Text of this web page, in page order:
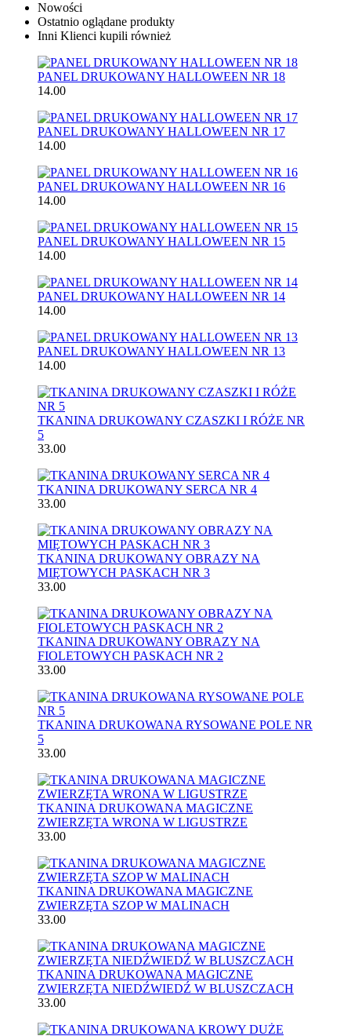
Nowości
Ostatnio oglądane produkty
Inni Klienci kupili również
PANEL DRUKOWANY HALLOWEEN NR 18
14.00
PANEL DRUKOWANY HALLOWEEN NR 17
14.00
PANEL DRUKOWANY HALLOWEEN NR 16
14.00
PANEL DRUKOWANY HALLOWEEN NR 15
14.00
PANEL DRUKOWANY HALLOWEEN NR 14
14.00
PANEL DRUKOWANY HALLOWEEN NR 13
14.00
TKANINA DRUKOWANY CZASZKI I RÓŻE NR
5
33.00
TKANINA DRUKOWANY SERCA NR 4
33.00
TKANINA DRUKOWANY OBRAZY NA
MIĘTOWYCH PASKACH NR 3
33.00
TKANINA DRUKOWANY OBRAZY NA
FIOLETOWYCH PASKACH NR 2
33.00
TKANINA DRUKOWANA RYSOWANE POLE NR
5
33.00
TKANINA DRUKOWANA MAGICZNE
ZWIERZĘTA WRONA W LIGUSTRZE
33.00
TKANINA DRUKOWANA MAGICZNE
ZWIERZĘTA SZOP W MALINACH
33.00
TKANINA DRUKOWANA MAGICZNE
ZWIERZĘTA NIEDŹWIEDŹ W BLUSZCZACH
33.00